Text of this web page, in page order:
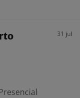
31 jul